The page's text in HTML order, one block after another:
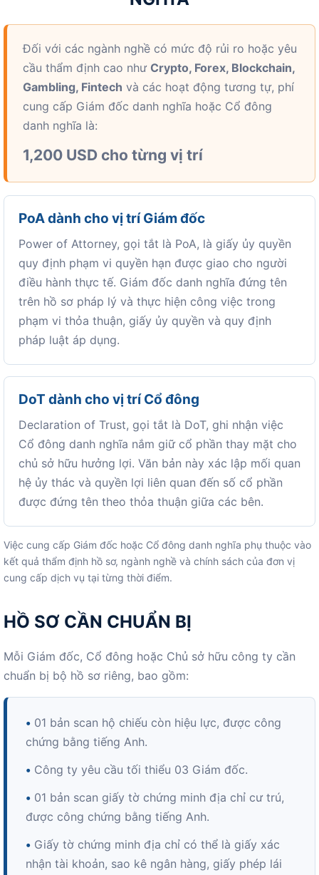
Đối với các ngành nghề có mức độ rủi ro hoặc yêu
cầu thẩm định cao như Crypto, Forex, Blockchain,
Gambling, Fintech và các hoạt động tương tự, phí
cung cấp Giám đốc danh nghĩa hoặc Cổ đông
danh nghĩa là:
1,200 USD cho từng vị trí
PoA dành cho vị trí Giám đốc
Power of Attorney, gọi tắt là PoA, là giấy ủy quyền
quy định phạm vi quyền hạn được giao cho người
điều hành thực tế. Giám đốc danh nghĩa đứng tên
trên hồ sơ pháp lý và thực hiện công việc trong
phạm vi thỏa thuận, giấy ủy quyền và quy định
pháp luật áp dụng.
DoT dành cho vị trí Cổ đông
Declaration of Trust, gọi tắt là DoT, ghi nhận việc
Cổ đông danh nghĩa nắm giữ cổ phần thay mặt cho
chủ sở hữu hưởng lợi. Văn bản này xác lập mối quan
hệ ủy thác và quyền lợi liên quan đến số cổ phần
được đứng tên theo thỏa thuận giữa các bên.
Việc cung cấp Giám đốc hoặc Cổ đông danh nghĩa phụ thuộc vào
kết quả thẩm định hồ sơ, ngành nghề và chính sách của đơn vị
cung cấp dịch vụ tại từng thời điểm.
HỒ SƠ CẦN CHUẨN BỊ
Mỗi Giám đốc, Cổ đông hoặc Chủ sở hữu công ty cần
chuẩn bị bộ hồ sơ riêng, bao gồm:
• 01 bản scan hộ chiếu còn hiệu lực, được công
chứng bằng tiếng Anh.
• Công ty yêu cầu tối thiểu 03 Giám đốc.
• 01 bản scan giấy tờ chứng minh địa chỉ cư trú,
được công chứng bằng tiếng Anh.
• Giấy tờ chứng minh địa chỉ có thể là giấy xác
nhận tài khoản, sao kê ngân hàng, giấy phép lái